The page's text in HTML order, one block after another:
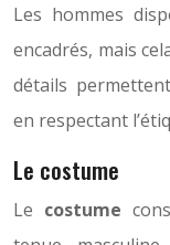
Les hommes
encadrés, mais
détails
en respectant
Le costume
Le costume